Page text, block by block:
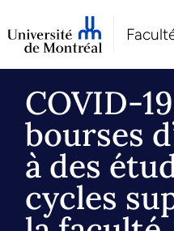
COVID-
bourses
à des
cycles